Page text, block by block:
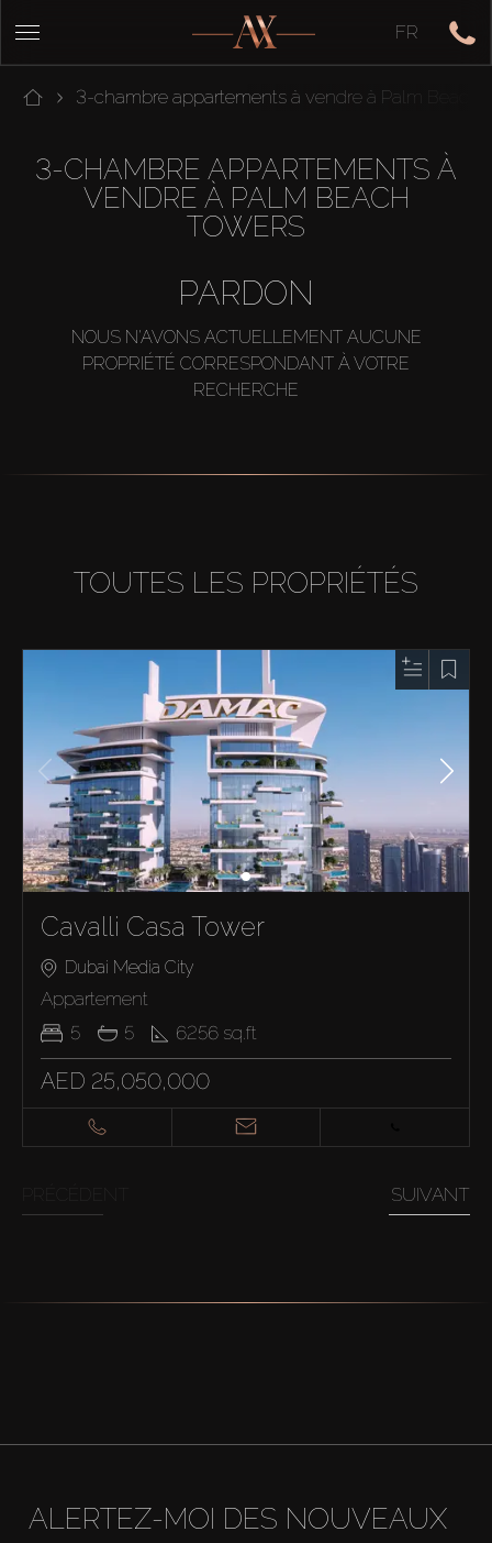
FR
3-chambre appartements à vendre à Palm Beach
3-CHAMBRE APPARTEMENTS À
VENDRE À PALM BEACH
TOWERS
PARDON
NOUS N'AVONS ACTUELLEMENT AUCUNE
PROPRIÉTÉ CORRESPONDANT À VOTRE
RECHERCHE
TOUTES LES PROPRIÉTÉS
Cavalli Casa Tower
Dubai Media City
Appartement
5
5 6256 sq.ft
AED 25,050,000
SUIVANT
ALERTEZ-MOI DES NOUVEAUX